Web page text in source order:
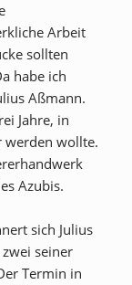
Arbeit
sollten
habe ich
Aßmann.
Jahre, in
werden wollte.
Azubis.
sich Julius
seiner
Termin in